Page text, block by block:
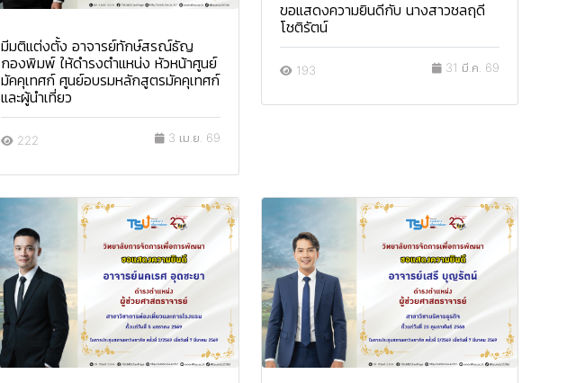
มีมติแต่งตั้ง อาจารย์ทักษ์สรณ์ธัญ
กองพิมพ์ ให้ดำรงตำแหน่ง หัวหน้าศูนย์
มัคคุเทศก์ ศูนย์อบรมหลักสูตรมัคคุเทศก์
และผู้นำเที่ยว
222 3 เม.ย. 69
ขอแสดงความยินดีกับ นางสาวชลฤดี
โชติรัตน์
193 31 มี.ค. 69